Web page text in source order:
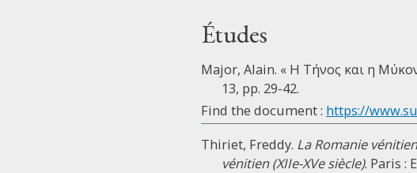
Études
Major, Alain. « Η Τήνος και η
13, pp. 29-42.
Find the document : https://
Thiriet, Freddy. La Romanie
vénitien (XIIe-XVe siècle). Paris :